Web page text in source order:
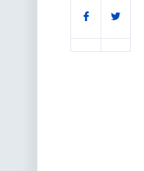
Поділитись